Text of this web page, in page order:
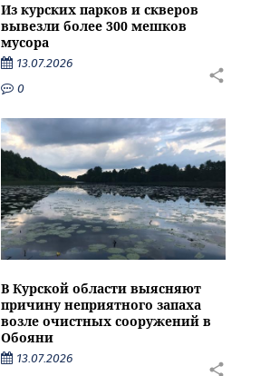
Из курских парков и скверов
вывезли более 300 мешков
мусора
13.07.2026
0
В Курской области выясняют
причину неприятного запаха
возле очистных сооружений в
Обояни
13.07.2026